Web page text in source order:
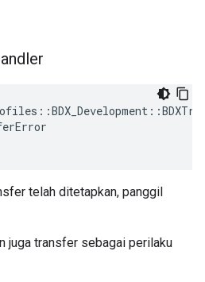
telah ditetapkan, panggil
juga transfer sebagai perilaku